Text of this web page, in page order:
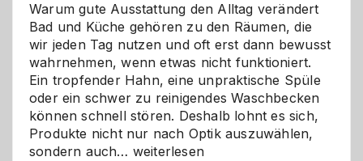
Warum gute Ausstattung den Alltag verändert
Bad und Küche gehören zu den Räumen, die
wir jeden Tag nutzen und oft erst dann bewusst
wahrnehmen, wenn etwas nicht funktioniert.
Ein tropfender Hahn, eine unpraktische Spüle
oder ein schwer zu reinigendes Waschbecken
können schnell stören. Deshalb lohnt es sich,
Produkte nicht nur nach Optik auszuwählen,
sondern auch… Bad
weiterlesen